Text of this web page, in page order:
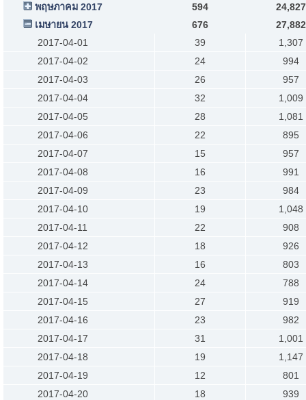
พฤษภาคม 2017
594
24,827
เมษายน 2017
676
27,882
2017-04-01
39
1,307
2017-04-02
24
994
2017-04-03
26
957
2017-04-04
32
1,009
2017-04-05
28
1,081
2017-04-06
22
895
2017-04-07
15
957
2017-04-08
16
991
2017-04-09
23
984
2017-04-10
19
1,048
2017-04-11
22
908
2017-04-12
18
926
2017-04-13
16
803
2017-04-14
24
788
2017-04-15
27
919
2017-04-16
23
982
2017-04-17
31
1,001
2017-04-18
19
1,147
2017-04-19
12
801
2017-04-20
18
939